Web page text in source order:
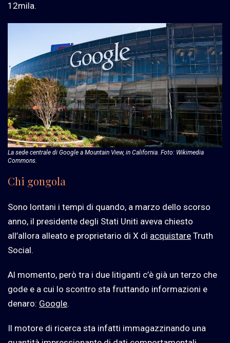
12mila.
La sede centrale di Google a Mountain View, in California. Foto: Wikimedia
Commons.
Chi gongola
Sono lontani i tempi di quando, a marzo dello scorso
anno, il presidente degli Stati Uniti aveva chiesto
all’allora alleato e proprietario di X di acquistare Truth
Social.
Al momento, però tra i due litiganti c’è già un terzo che
gode e a cui lo scontro sta fruttando informazioni e
denaro: Google.
Il motore di ricerca sta infatti immagazzinando una